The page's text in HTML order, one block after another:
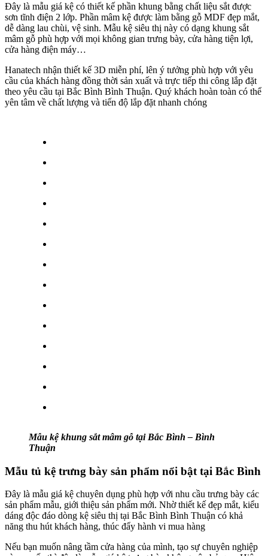
Đây là mẫu giá kệ có thiết kế phần khung bằng chất liệu sắt được
sơn tĩnh điện 2 lớp. Phần mâm kệ được làm bằng gỗ MDF đẹp mắt,
dễ dàng lau chùi, vệ sinh. Mẫu kệ siêu thị này có dạng khung sắt
mâm gỗ phù hợp với mọi không gian trưng bày, cửa hàng tiện lợi,
cửa hàng điện máy…
Hanatech nhận thiết kế 3D miễn phí, lên ý tưởng phù hợp với yêu
cầu của khách hàng đồng thời sản xuất và trực tiếp thi công lắp đặt
theo yêu cầu tại Bắc Bình Bình Thuận. Quý khách hoàn toàn có thể
yên tâm về chất lượng và tiến độ lắp đặt nhanh chóng
Mẫu kệ khung sắt mâm gỗ tại Bắc Bình – Bình
Thuận
Mẫu tủ kệ trưng bày sản phẩm nổi bật tại Bắc Bình
Đây là mẫu giá kệ chuyên dụng phù hợp với nhu cầu trưng bày các
sản phẩm mẫu, giới thiệu sản phẩm mới. Nhờ thiết kế đẹp mắt, kiểu
dáng độc đáo dòng kệ siêu thị tại Bắc Bình Bình Thuận có khả
năng thu hút khách hàng, thúc đẩy hành vi mua hàng
Nếu bạn muốn nâng tầm cửa hàng của mình, tạo sự chuyên nghiệp